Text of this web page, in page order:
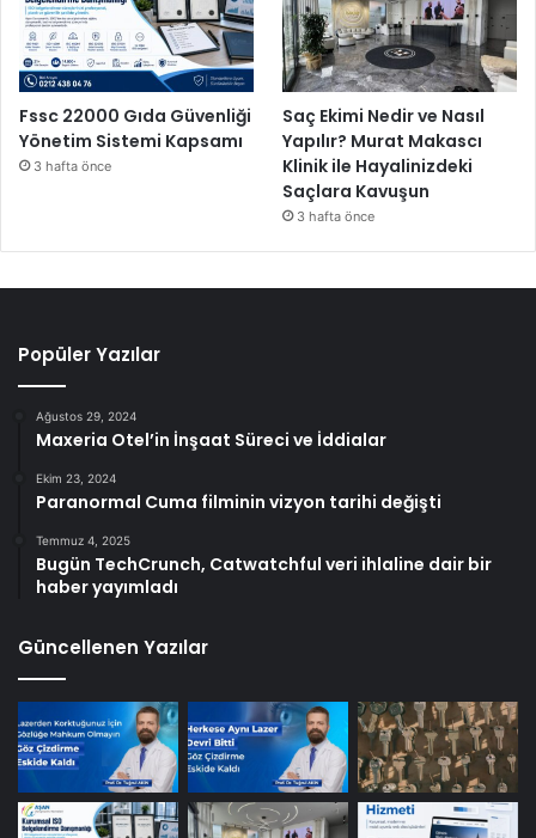
Fssc 22000 Gıda Güvenliği
Yönetim Sistemi Kapsamı
3 hafta önce
Saç Ekimi Nedir ve Nasıl
Yapılır? Murat Makascı
Klinik ile Hayalinizdeki
Saçlara Kavuşun
3 hafta önce
Popüler Yazılar
Ağustos 29, 2024
Maxeria Otel’in İnşaat Süreci ve İddialar
Ekim 23, 2024
Paranormal Cuma filminin vizyon tarihi değişti
Temmuz 4, 2025
Bugün TechCrunch, Catwatchful veri ihlaline dair bir
haber yayımladı
Güncellenen Yazılar